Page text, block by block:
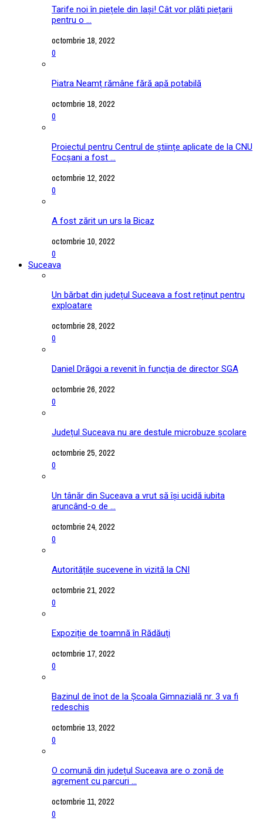
Tarife noi în piețele din Iași! Cât vor plăti piețarii
pentru o ...
octombrie 18, 2022
0
Piatra Neamț rămâne fără apă potabilă
octombrie 18, 2022
0
Proiectul pentru Centrul de științe aplicate de la CNU
Focșani a fost ...
octombrie 12, 2022
0
A fost zărit un urs la Bicaz
octombrie 10, 2022
0
Suceava
Un bărbat din județul Suceava a fost reținut pentru
exploatare
octombrie 28, 2022
0
Daniel Drăgoi a revenit în funcția de director SGA
octombrie 26, 2022
0
Județul Suceava nu are destule microbuze școlare
octombrie 25, 2022
0
Un tânăr din Suceava a vrut să își ucidă iubita
aruncând-o de ...
octombrie 24, 2022
0
Autoritățile sucevene în vizită la CNI
octombrie 21, 2022
0
Expoziție de toamnă în Rădăuți
octombrie 17, 2022
0
Bazinul de înot de la Școala Gimnazială nr. 3 va fi
redeschis
octombrie 13, 2022
0
O comună din județul Suceava are o zonă de
agrement cu parcuri ...
octombrie 11, 2022
0